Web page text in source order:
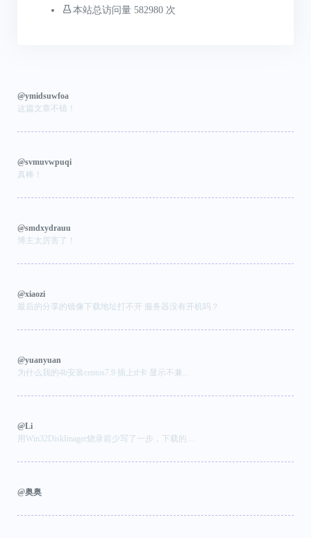
本站总访问量 582980 次
@ymidsuwfoa
这篇文章不错！
@svmuvwpuqi
真棒！
@smdxydrauu
博主太厉害了！
@xiaozi
最后的分享的镜像下载地址打不开 服务器没有开机吗？
@yuanyuan
为什么我的4b安装centos7.9 插上tf卡 显示不兼...
@Li
用Win32DiskImager烧录前少写了一步，下载的....
@奥奥